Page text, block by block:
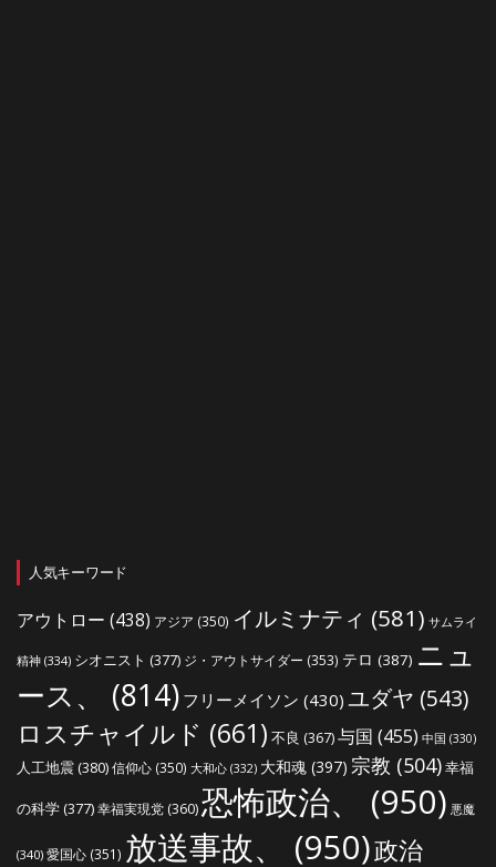
人気キーワード
アウトロー (438) アジア (350) イルミナティ (581) サムライ
精神 (334) シオニスト (377) ジ・アウトサイダー (353) テロ (387) ニュ
ース、
(814) フリーメイソン (430) ユダヤ (543)
ロスチャイルド (661) 不良 (367)与国 (455) 中国 (330)
人工地震(380)信仰心 (350) 大和心 (332) 大和魂 (397) 宗教 (504)幸福
の科学(377)幸福実現党 (360)恐怖政治、 (950) 悪魔
(340) 愛国心 (351) 放送事故、 (950)政治